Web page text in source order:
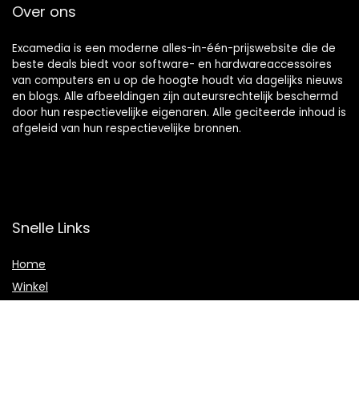
Over ons
Excamedia is een moderne alles-in-één-prijswebsite die de
beste deals biedt voor software- en hardwareaccessoires
van computers en u op de hoogte houdt via dagelijks nieuws
en blogs. Alle afbeeldingen zijn auteursrechtelijk beschermd
door hun respectievelijke eigenaren. Alle geciteerde inhoud is
afgeleid van hun respectievelijke bronnen.
Snelle Links
Home
Winkel